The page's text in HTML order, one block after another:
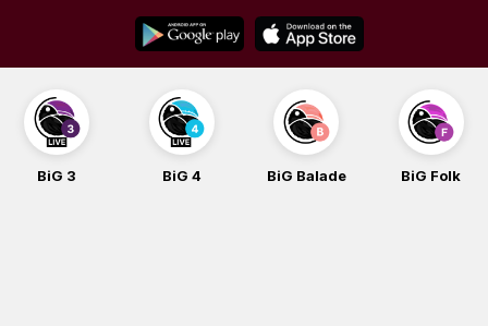
content
BiG 4 BiG Balade BiG Folk BiG iG